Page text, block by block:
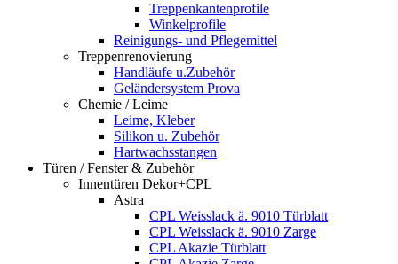
Treppenkantenprofile
Winkelprofile
Reinigungs- und Pflegemittel
Treppenrenovierung
Handläufe u.Zubehör
Geländersystem Prova
Chemie / Leime
Leime, Kleber
Silikon u. Zubehör
Hartwachsstangen
Türen / Fenster & Zubehör
Innentüren Dekor+CPL
Astra
CPL Weisslack ä. 9010 Türblatt
CPL Weisslack ä. 9010 Zarge
CPL Akazie Türblatt